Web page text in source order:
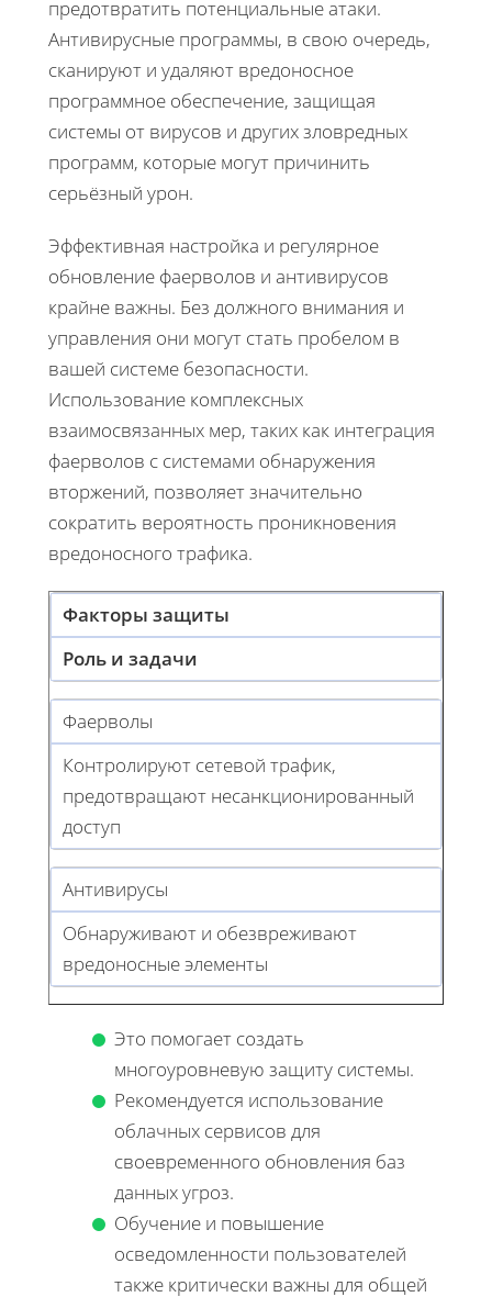
предотвратить потенциальные атаки.
Антивирусные программы, в свою очередь,
сканируют и удаляют вредоносное
программное обеспечение, защищая
системы от вирусов и других зловредных
программ, которые могут причинить
серьёзный урон.
Эффективная настройка и регулярное
обновление фаерволов и антивирусов
крайне важны. Без должного внимания и
управления они могут стать пробелом в
вашей системе безопасности.
Использование комплексных
взаимосвязанных мер, таких как интеграция
фаерволов с системами обнаружения
вторжений, позволяет значительно
сократить вероятность проникновения
вредоносного трафика.
Факторы защиты
Роль и задачи
Фаерволы
Контролируют сетевой трафик,
предотвращают несанкционированный
доступ
Антивирусы
Обнаруживают и обезвреживают
вредоносные элементы
Это помогает создать
многоуровневую защиту системы.
Рекомендуется использование
облачных сервисов для
своевременного обновления баз
данных угроз.
Обучение и повышение
осведомленности пользователей
также критически важны для общей